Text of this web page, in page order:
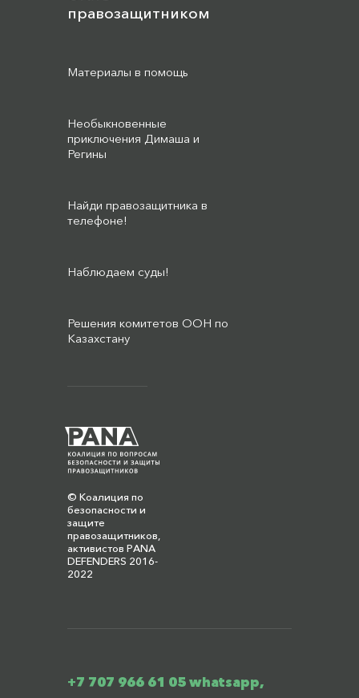
© Коалиция по
безопасности и
защите
правозащитников,
активистов PANA
DEFENDERS 2016-
2022
правозащитником
Материалы в помощь
Необыкновенные
приключения Димаша и
Регины
Найди правозащитника в
телефоне!
Наблюдаем суды!
Решения комитетов ООН по
Казахстану
+7 707 966 61 05 whatsapp,